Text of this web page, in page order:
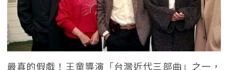
最真的假戲！王童導演「台灣近代三部曲」之一，